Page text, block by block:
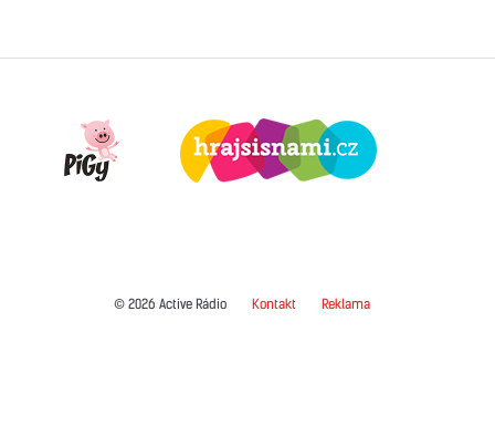
© 2026 Active Rádio Kontakt Reklama